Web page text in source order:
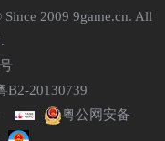
2009 9game.cn. All
B2-20130739
粤公网安备